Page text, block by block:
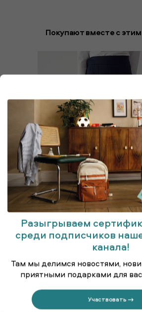
Покупают вместе с
Разыгрываем
среди подписчиков
канала!
Там мы делимся новостями,
приятными подарками для
Участвовать →